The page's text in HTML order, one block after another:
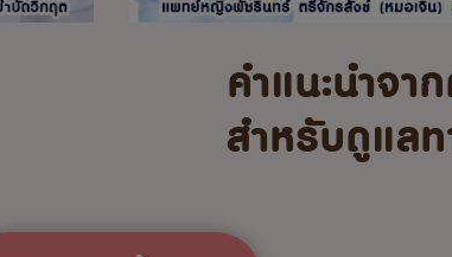
คำแนะนำจ
สำหรับดูแล